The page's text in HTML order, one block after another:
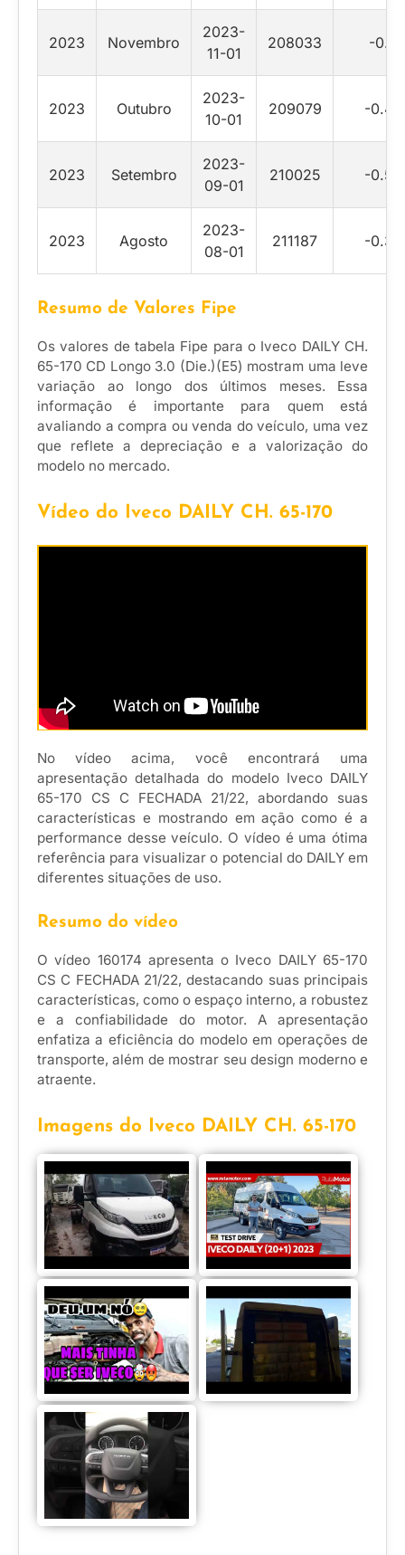
2023 Novembro
2023-
11-01
208033 -0.5
2023 Outubro
2023-
10-01
209079 -0.45
2023 Setembro
2023-
09-01
210025 -0.55
2023 Agosto
2023-
08-01
211187 -0.35
Resumo de Valores Fipe
Os valores de tabela Fipe para o Iveco DAILY CH.
65-170 CD Longo 3.0 (Die.)(E5) mostram uma leve
variação ao longo dos últimos meses. Essa
informação é importante para quem está
avaliando a compra ou venda do veículo, uma vez
que reflete a depreciação e a valorização do
modelo no mercado.
Vídeo do Iveco DAILY CH. 65-170
No vídeo acima, você encontrará uma
apresentação detalhada do modelo Iveco DAILY
65-170 CS C FECHADA 21/22, abordando suas
características e mostrando em ação como é a
performance desse veículo. O vídeo é uma ótima
referência para visualizar o potencial do DAILY em
diferentes situações de uso.
Resumo do vídeo
O vídeo 160174 apresenta o Iveco DAILY 65-170
CS C FECHADA 21/22, destacando suas principais
características, como o espaço interno, a robustez
e a confiabilidade do motor. A apresentação
enfatiza a eficiência do modelo em operações de
transporte, além de mostrar seu design moderno e
atraente.
Imagens do Iveco DAILY CH. 65-170